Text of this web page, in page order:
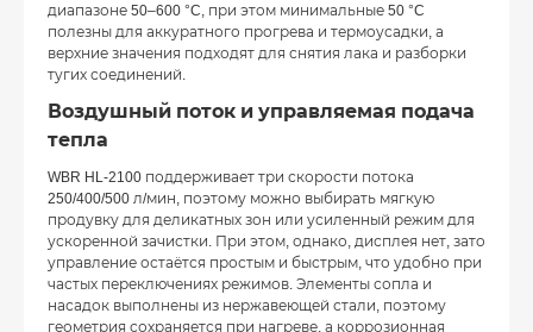
диапазоне 50–600 °C, при этом минимальные 50 °C
полезны для аккуратного прогрева и термоусадки, а
верхние значения подходят для снятия лака и разборки
тугих соединений.
Воздушный поток и управляемая подача
тепла
WBR HL-2100 поддерживает три скорости потока
250/400/500 л/мин, поэтому можно выбирать мягкую
продувку для деликатных зон или усиленный режим для
ускоренной зачистки. При этом, однако, дисплея нет, зато
управление остаётся простым и быстрым, что удобно при
частых переключениях режимов. Элементы сопла и
насадок выполнены из нержавеющей стали, поэтому
геометрия сохраняется при нагреве, а коррозионная